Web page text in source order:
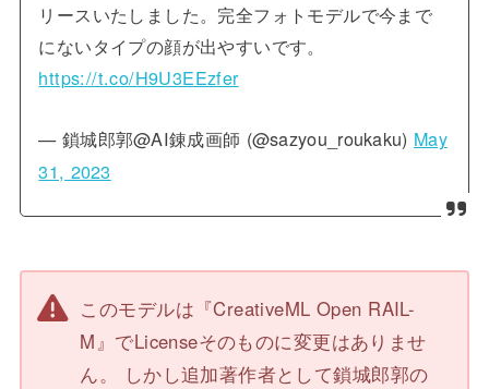
リースいたしました。完全フォトモデルで今まで
にないタイプの顔が出やすいです。
https://t.co/H9U3EEzfer
— 鎖城郎郭@AI錬成画師 (@sazyou_roukaku) May
31, 2023
このモデルは『CreativeML Open RAIL-
M』でLicenseそのものに変更はありませ
ん。 しかし追加著作者として鎖城郎郭の